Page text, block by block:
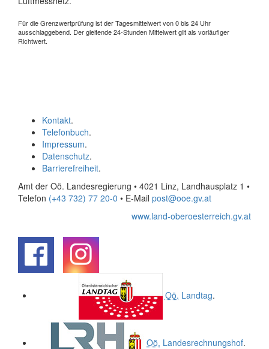
Für die Grenzwertprüfung ist der Tagesmittelwert von 0 bis 24 Uhr
ausschlaggebend. Der gleitende 24-Stunden Mittelwert gilt als vorläufiger
Richtwert.
Kontakt.
Telefonbuch.
Impressum.
Datenschutz.
Barrierefreiheit.
Amt der Oö. Landesregierung • 4021 Linz, Landhausplatz 1 •
Telefon (+43 732) 77 20-0 • E-Mail post@ooe.gv.at
www.land-oberoesterreich.gv.at
Oö. Landtag.
Oö. Landesrechnungshof.